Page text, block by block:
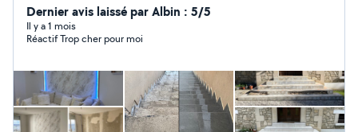
dans la maçonnerie, les revêtements muraux et les
revêtements de sol, nous vous offrons des services sur
mesure et de qualité supérieure. Contactez-nous dès
œuvres d'art.
Dernier avis laissé par Albin : 5/5
Il y a 1 mois
Réactif Trop cher pour moi